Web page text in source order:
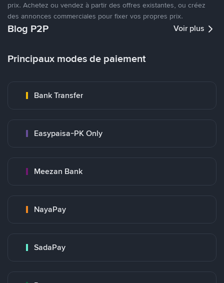
prix. Achetez ou vendez à partir des offres existantes, ou créez
des annonces commerciales pour fixer vos propres prix.
Blog P2P Voir plus
Principaux modes de paiement
Bank Transfer
Easypaisa-PK Only
Meezan Bank
NayaPay
SadaPay